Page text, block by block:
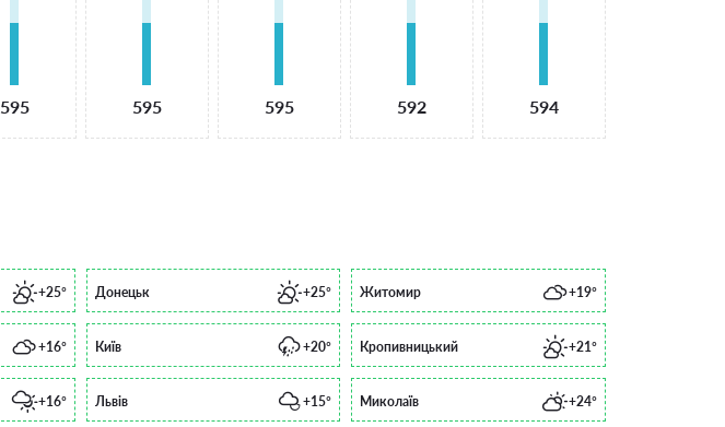
595 595 595 592 594
+25° Донецьк +25° Житомир +19°
+16° Київ +20° Кропивницький +21°
+16° Львів +15° Миколаїв +24°